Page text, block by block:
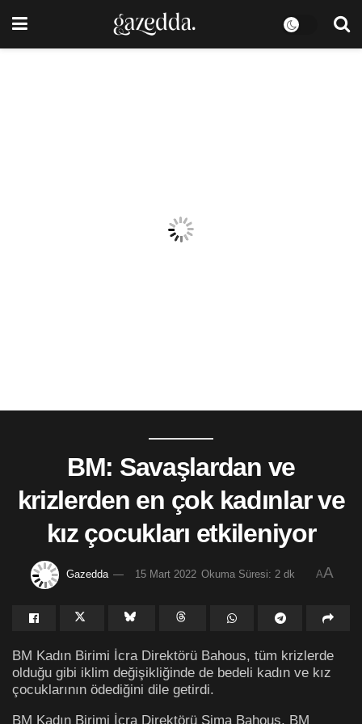
BM: Savaşlardan ve
krizlerden en çok kadınlar ve
kız çocukları etkileniyor
Gazedda 15 Mart 2022 Okuma Süresi: 2 dk AA
BM Kadın Birimi İcra Direktörü Bahous, tüm krizlerde
olduğu gibi iklim değişikliğinde de bedeli kadın ve kız
çocuklarının ödediğini dile getirdi.
BM Kadın Birimi İcra Direktörü Sima Bahous, BM